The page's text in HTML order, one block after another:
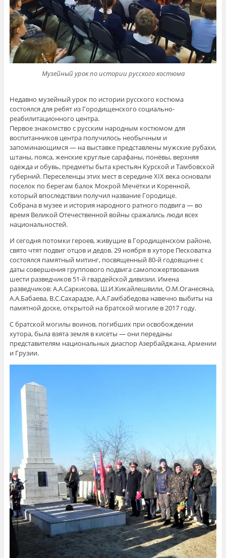
Музейный урок по истории русского костюма
Недавно музейный урок по истории русского костюма
состоялся для ребят из Городищенского социально-
реабилитационного центра.
Первое знакомство с русским народным костюмом для
воспитанников центра получилось необычным и
запоминающимся — на выставке представлены мужские рубахи,
штаны, пояса, женские круглые сарафаны, понёвы, верхняя
одежда и обувь, предметы быта крестьян Курской и Тамбовской
губерний. Переселенцы этих мест в середине XIX века основали
поселок по берегам балок Мокрой Мечётки и Коренной,
который впоследствии получил название Городище.
Собрана в музее и история народного ратного подвига — во
время Великой Отечественной войны сражались люди всех
национальностей.
И сегодня потомки героев, живущие в Городищенском районе,
свято чтят подвиг отцов и дедов. 29 ноября в хуторе Песковатка
состоялся памятный митинг, посвященный 80-й годовщине с
даты совершения группового подвига самопожертвования
шести разведчиков 51-й гвардейской дивизии. Имена
разведчиков: А.А.Саркисова, Ш.И.Кикайлешвили, О.М.Оганесяна,
А.А.Бабаева, В.С.Сахарадзе, А.А.Гамбабедова навечно выбиты на
памятной доске, открытой на братской могиле в 2017 году.
С братской могилы воинов, погибших при освобождении
хутора, была взята земля в кисеты — они переданы
представителям национальных диаспор Азербайджана, Армении
и Грузии.